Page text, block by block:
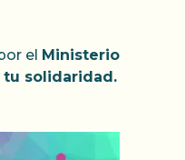
el Ministerio
tu solidaridad.